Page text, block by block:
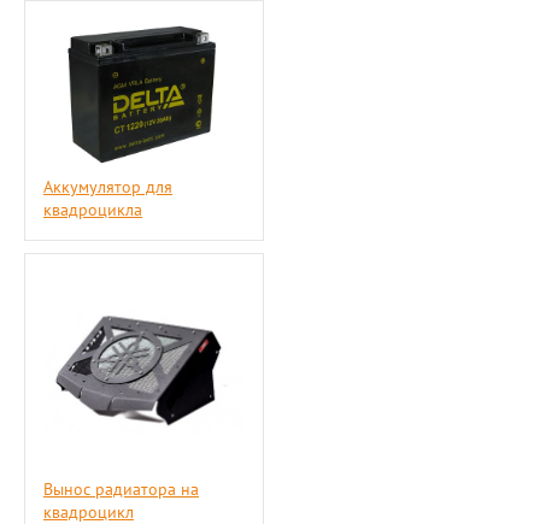
Аккумулятор для
квадроцикла
Вынос радиатора на
квадроцикл